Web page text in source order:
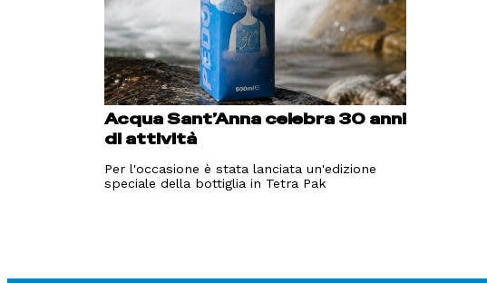
Acqua Sant’Anna celebra 30 anni
di attività
Per l'occasione è stata lanciata un'edizione
speciale della bottiglia in Tetra Pak